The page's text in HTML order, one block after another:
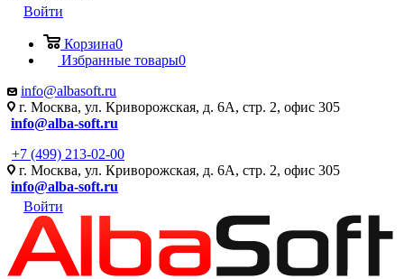
Войти
Корзина0
Избранные товары0
info@albasoft.ru
г. Москва, ул. Криворожская, д. 6А, стр. 2, офис 305
info@alba-soft.ru
+7 (499) 213-02-00
г. Москва, ул. Криворожская, д. 6А, стр. 2, офис 305
info@alba-soft.ru
Войти